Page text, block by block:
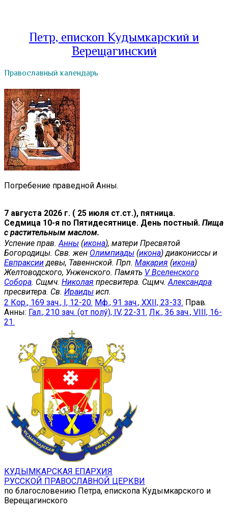
Петр, епископ Кудымкарский и
Верещагинский
Православный календарь
Погребение праведной Анны.
7 августа 2026 г. ( 25 июля ст.ст.), пятница.
Седмица 10-я по Пятидесятнице. День постный. Пища
с растительным маслом.
Успение прав. Анны (икона), матери Пресвятой
Богородицы. Свв. жен Олимпиады (икона) диакониссы и
Евпраксии девы, Тавеннской. Прп. Макария (икона)
Желтоводского, Унженского. Память V Вселенского
Собора. Сщмч. Николая пресвитера. Сщмч. Александра
пресвитера. Св. Ираиды исп.
2 Кор., 169 зач., I, 12-20. Мф., 91 зач., XXII, 23-33. Прав.
Анны: Гал., 210 зач. (от полу́), IV, 22-31. Лк., 36 зач., VIII, 16-
21.
КУДЫМКАРСКАЯ ЕПАРХИЯ
РУССКОЙ ПРАВОСЛАВНОЙ ЦЕРКВИ
по благословению Петра, епископа Кудымкарского и
Верещагинского